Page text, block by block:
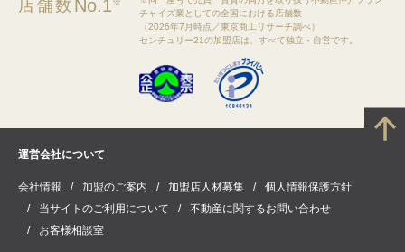
店舗数 No.1
チャイズ業としての全国における店舗数
（2026年7月時点／東京商工リサーチ調べ）
センチュリー21の加盟店は、すべて独立・自営です。
運営会社について
会社情報 加盟のご案内 加盟店人材募集
個人情報保護方針
当サイトのご利用について
不動産に関するお問い合わせ
お客様相談室